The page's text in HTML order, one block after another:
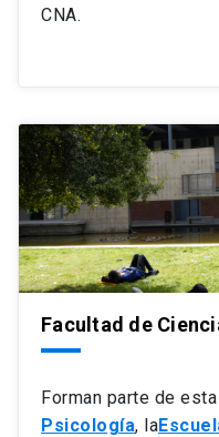
CNA.
Facultad de
Forman parte de
Psicología, la